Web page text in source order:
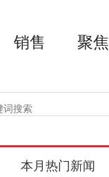
销售 聚焦
本月热门新闻